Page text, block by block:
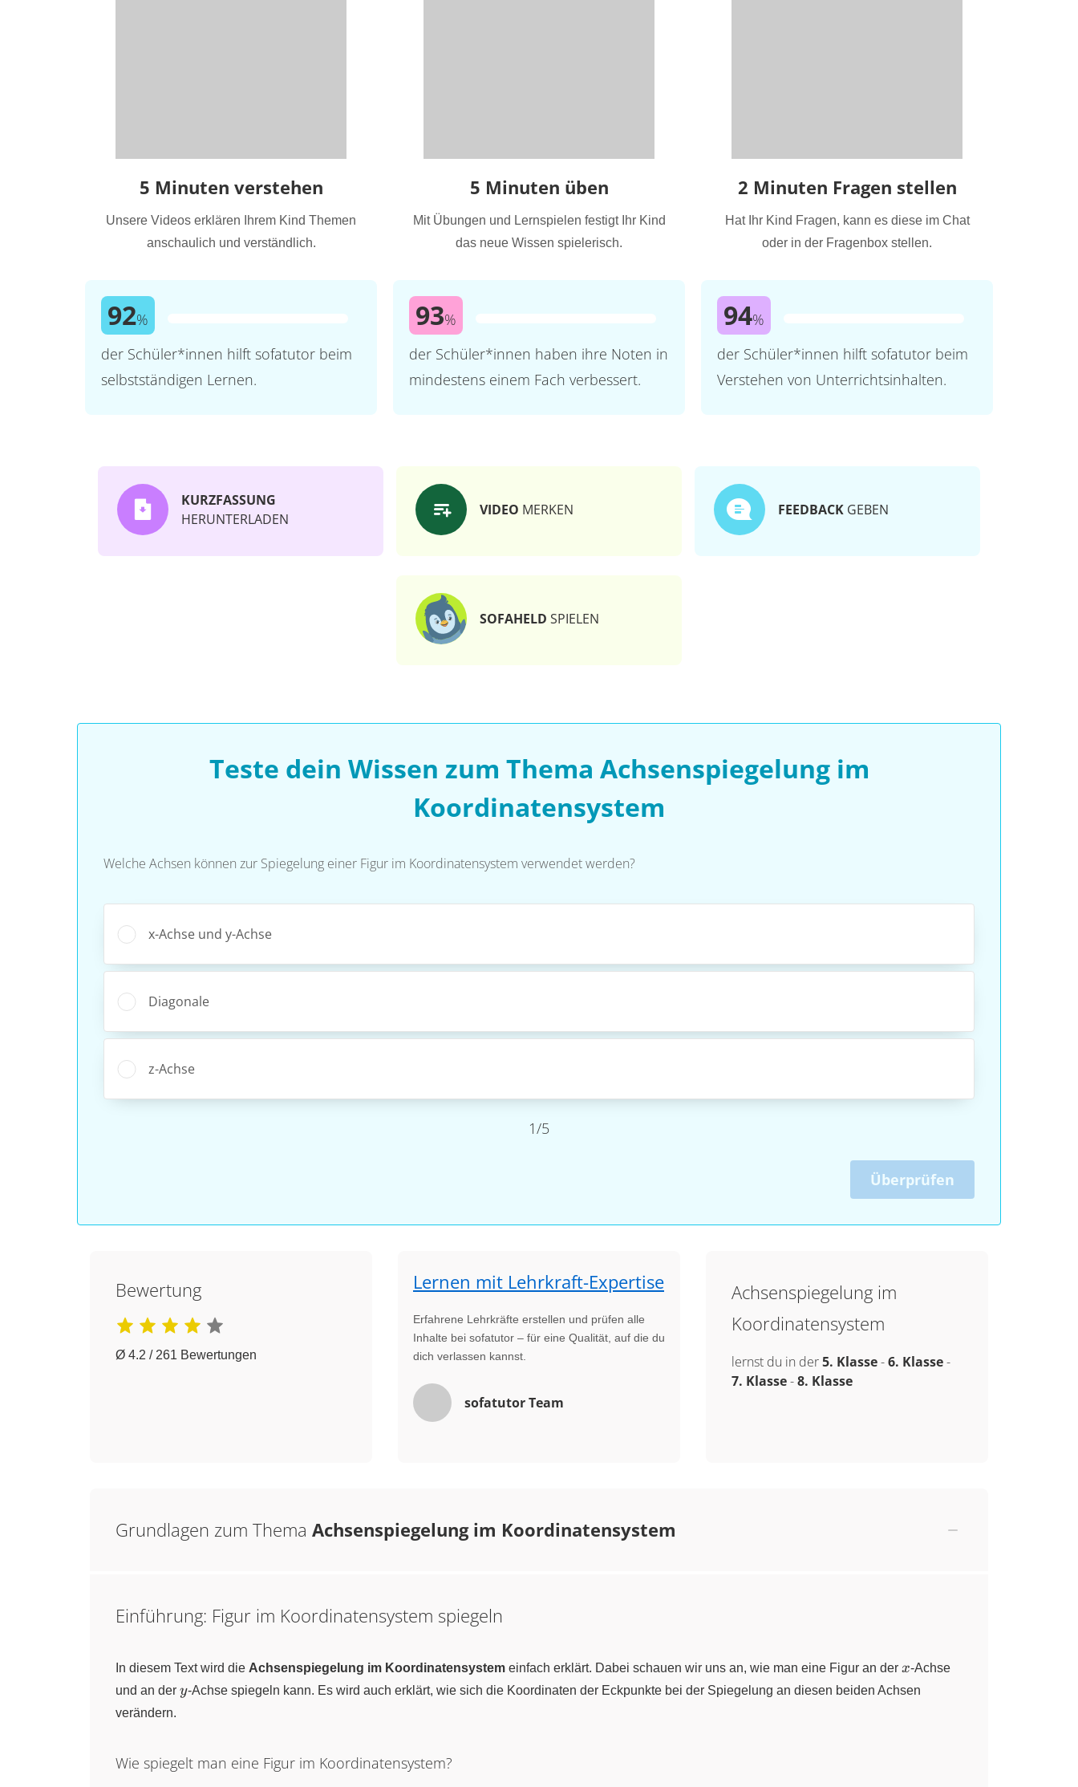
5 Minuten verstehen
Unsere Videos erklären Ihrem Kind Themen
anschaulich und verständlich.
92%
der Schüler*innen hilft sofatutor beim
selbstständigen Lernen.
5 Minuten üben
Mit Übungen und Lernspielen festigt Ihr Kind
das neue Wissen spielerisch.
93%
der Schüler*innen haben ihre Noten in
mindestens einem Fach verbessert.
2 Minuten Fragen stellen
Hat Ihr Kind Fragen, kann es diese im Chat
oder in der Fragenbox stellen.
94%
der Schüler*innen hilft sofatutor beim
Verstehen von Unterrichtsinhalten.
KURZFASSUNG
HERUNTERLADEN
VIDEO MERKEN FEEDBACK GEBEN
SOFAHELD SPIELEN
Teste dein Wissen zum Thema Achsenspiegelung im
Koordinatensystem
Welche Achsen können zur Spiegelung einer Figur im Koordinatensystem verwendet werden?
x-Achse und y-Achse
Diagonale
z-Achse
1/5
Überprüfen
Bewertung
Ø 4.2 / 261 Bewertungen
Lernen mit Lehrkraft-Expertise
Erfahrene Lehrkräfte erstellen und prüfen alle
Inhalte bei sofatutor – für eine Qualität, auf die du
dich verlassen kannst.
sofatutor Team
Achsenspiegelung im
Koordinatensystem
lernst du in der5. Klasse-6. Klasse-
7. Klasse-8. Klasse
Grundlagen zum Thema Achsenspiegelung im Koordinatensystem
Einführung: Figur im Koordinatensystem spiegeln
In diesem Text wird die Achsenspiegelung im Koordinatensystem einfach erklärt. Dabei schauen wir uns an, wie man eine Figur an der x
x-Achse
und an der y
y-Achse spiegeln kann. Es wird auch erklärt, wie sich die Koordinaten der Eckpunkte bei der Spiegelung an diesen beiden Achsen
verändern.
Wie spiegelt man eine Figur im Koordinatensystem?